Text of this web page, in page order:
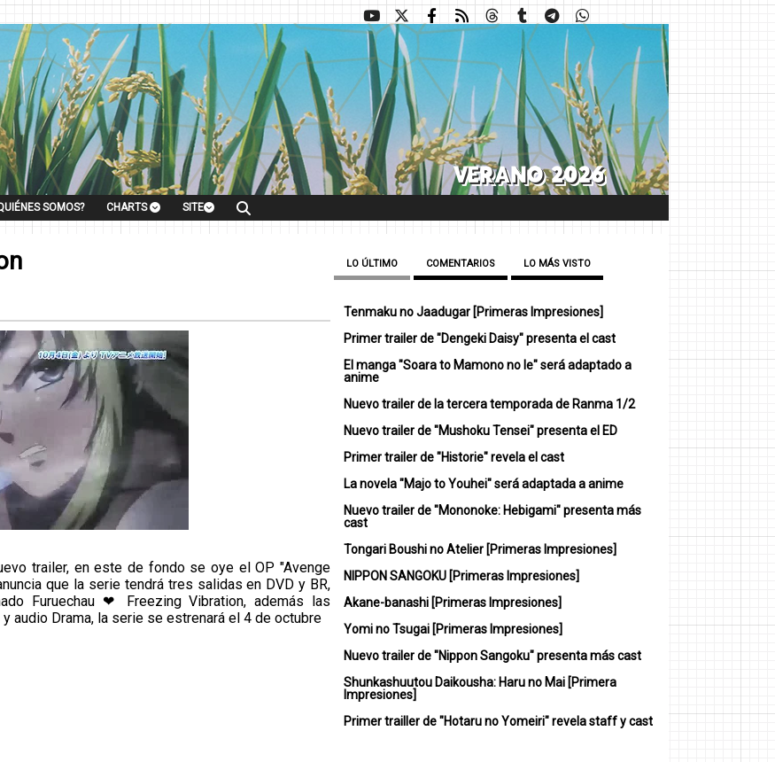
SOMOS? CHARTS SITE
trailer, en este de fondo se oye el OP "Avenge
que la serie tendrá tres salidas en DVD y BR,
Furuechau ❤ Freezing Vibration, además las
Drama, la serie se estrenará el 4 de octubre
LO ÚLTIMO COMENTARIOS LO MÁS VISTO
Tenmaku no Jaadugar [Primeras Impresiones]
Primer trailer de "Dengeki Daisy" presenta el cast
El manga "Soara to Mamono no Ie" será adaptado a
anime
Nuevo trailer de la tercera temporada de Ranma 1/2
Nuevo trailer de "Mushoku Tensei" presenta el ED
Primer trailer de "Historie" revela el cast
La novela "Majo to Youhei" será adaptada a anime
Nuevo trailer de "Mononoke: Hebigami" presenta más
cast
Tongari Boushi no Atelier [Primeras Impresiones]
NIPPON SANGOKU [Primeras Impresiones]
Akane-banashi [Primeras Impresiones]
Yomi no Tsugai [Primeras Impresiones]
Nuevo trailer de "Nippon Sangoku" presenta más cast
Shunkashuutou Daikousha: Haru no Mai [Primera
Impresiones]
Primer trailler de "Hotaru no Yomeiri" revela staff y cast